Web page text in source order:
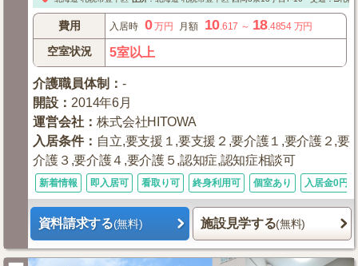
費用 入居時 0万円 月額 10 .617 ～ 18 .4854 万円
空室状況 5室以上
介護職員体制 ：-
開設 ： 2014年6月
運営会社 ：株式会社HITOWA
入居条件： 自立,要支援１,要支援２,要介護１,要介護２,要
介護３,要介護４,要介護５,認知症,認知症相談可
新着情報 即入居可 看取り可 終身利用可 個室あり 入居金0円
資料請求する(無料) 施設見学する(無料)